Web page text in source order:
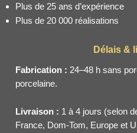
Plus de 25 ans d’expérience
Plus de 20 000 réalisations
Délais &
Fabrication : 24–48 h sans
porcelaine.
Livraison : 1 à 4 jours (selon
France, Dom-Tom, Europe et